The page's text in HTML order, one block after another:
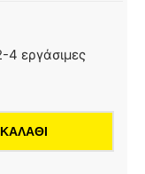
4 εργάσιμες